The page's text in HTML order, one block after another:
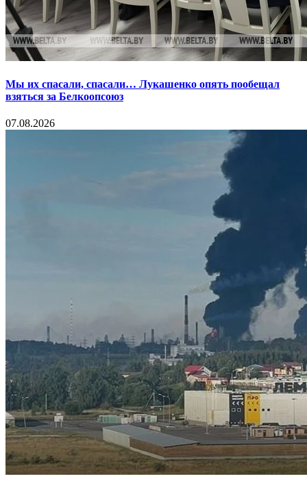
Мы их спасали, спасали… Лукашенко опять пообещал
взяться за Белкоопсоюз
07.08.2026